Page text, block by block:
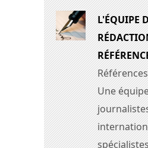
L'ÉQUIPE
Une